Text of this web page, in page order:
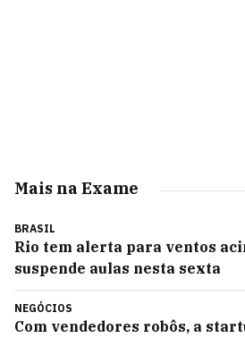
Mais na Exame
BRASIL
Rio tem alerta para ventos
suspende aulas nesta sexta
NEGÓCIOS
Com vendedores robôs, a